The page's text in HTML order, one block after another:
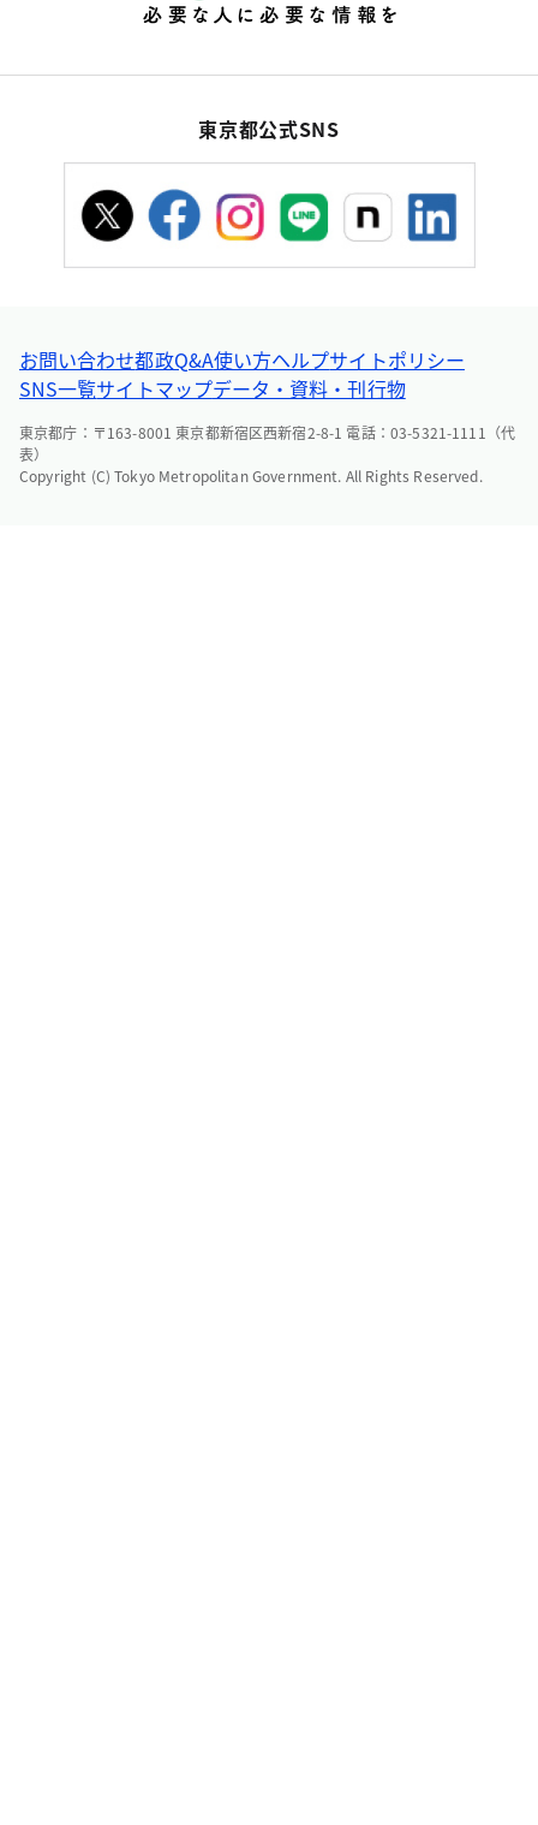
東京都公式SNS
お問い合わせ都政Q&A使い方ヘルプサイトポリシー
SNS一覧サイトマップデータ・資料・刊行物
東京都庁：〒163-8001 東京都新宿区西新宿2-8-1 電話：03-5321-1111（代
表）
Copyright (C) Tokyo Metropolitan Government. All Rights Reserved.